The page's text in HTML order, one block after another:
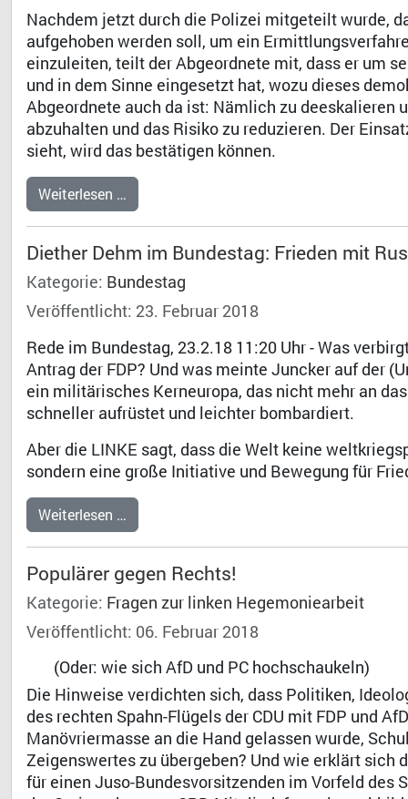
Nachdem jetzt durch die Polizei mitgeteilt wurde,
aufgehoben werden soll, um ein
einzuleiten, teilt der Abgeordnete mit, dass er um
und in dem Sinne eingesetzt hat, wozu dieses
Abgeordnete auch da ist: Nämlich zu deeskalieren
abzuhalten und das Risiko zu reduzieren. Der
sieht, wird das bestätigen können.
Weiterlesen …
Diether Dehm im Bundestag: Frieden mit
Kategorie: Bundestag
Veröffentlicht: 23. Februar 2018
Rede im Bundestag, 23.2.18 11:20 Uhr - Was
Antrag der FDP? Und was meinte Juncker auf der
ein militärisches Kerneuropa, das nicht mehr an
schneller aufrüstet und leichter bombardiert.
Aber die LINKE sagt, dass die Welt keine
sondern eine große Initiative und Bewegung für
Weiterlesen …
Populärer gegen Rechts!
Kategorie: Fragen zur linken Hegemoniearbeit
Veröffentlicht: 06. Februar 2018
(Oder: wie sich AfD und PC hochschaukeln)
Die Hinweise verdichten sich, dass Politiken,
des rechten Spahn-Flügels der CDU mit FDP und
Manövriermasse an die Hand gelassen wurde,
Zeigenswertes zu übergeben? Und wie erklärt sich
für einen Juso-Bundesvorsitzenden im Vorfeld des